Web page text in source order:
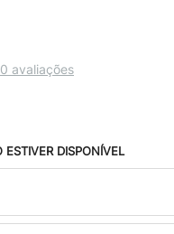
0 avaliações
DISPONÍVEL